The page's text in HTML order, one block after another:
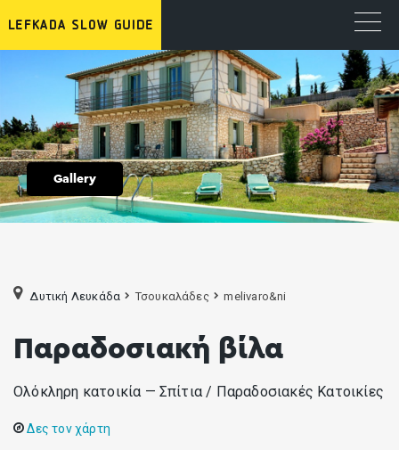
Gallery
Δυτική Λευκάδα Τσουκαλάδες melivaro&ni
Παραδοσιακή βίλα
Ολόκληρη κατοικία — Σπίτια / Παραδοσιακές Κατοικίες
Δες τον χάρτη